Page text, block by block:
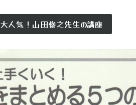
大人気！山田俊之先生の講座